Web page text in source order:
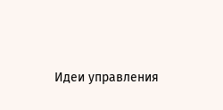
Идеи управления